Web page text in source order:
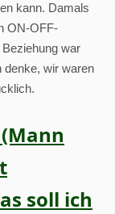
kann. Damals
ON-OFF-
war
denke, wir waren
soll ich